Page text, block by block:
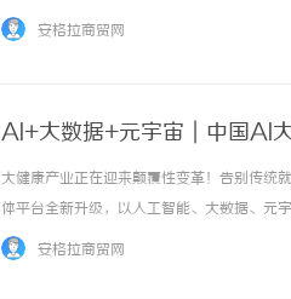
安格拉商贸网
AI+大数据+元宇宙｜中国AI
大健康产业正在迎来颠覆性变革！告别传统
体平台全新升级，以人工智能、大数据、元
重塑国民健康服务新范式作为国产自主可控
安格拉商贸网